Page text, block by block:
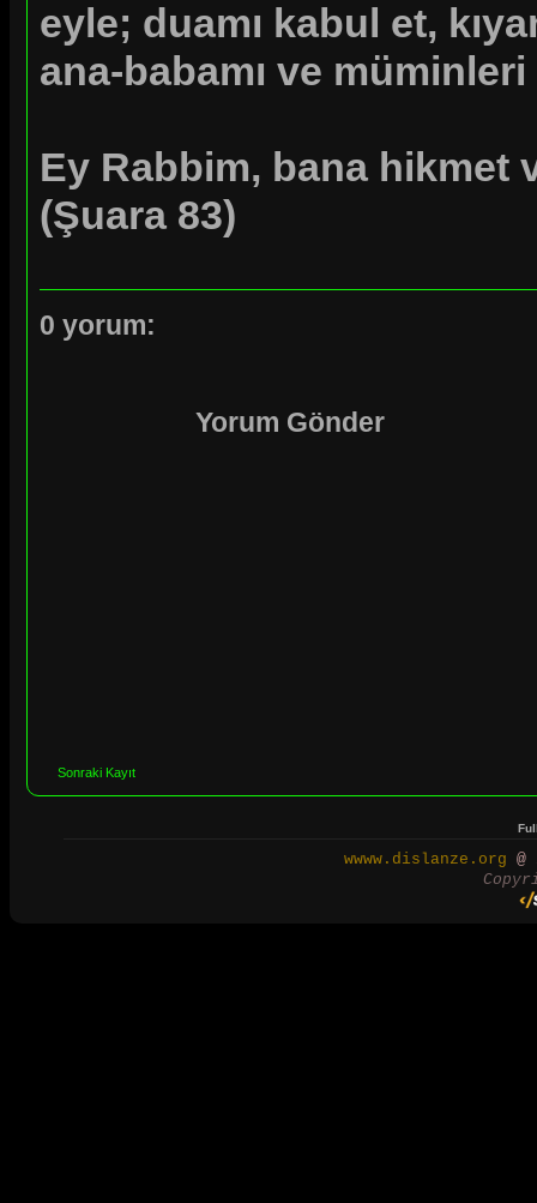
eyle; duamı kabul et,
ana-babamı ve
Ey Rabbim, bana hikmet
(Şuara 83)
0 yorum:
Yorum Gönder
Sonraki Kayıt
wwww.dislanze.org